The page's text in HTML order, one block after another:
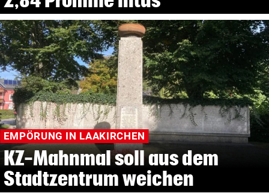
EMPÖRUNG IN LAAKIRCHEN
KZ-Mahnmal soll aus dem
Stadtzentrum weichen